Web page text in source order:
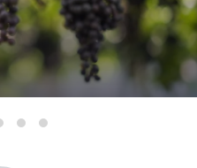
e AI nel